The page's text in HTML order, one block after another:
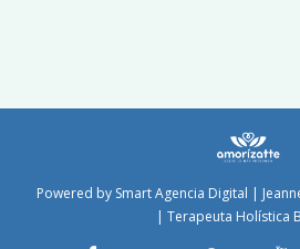
Powered by Smart Agencia Digital |
| Terapeuta Holística